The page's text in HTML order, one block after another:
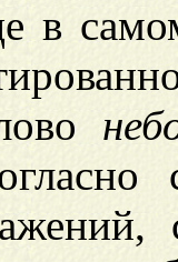
в